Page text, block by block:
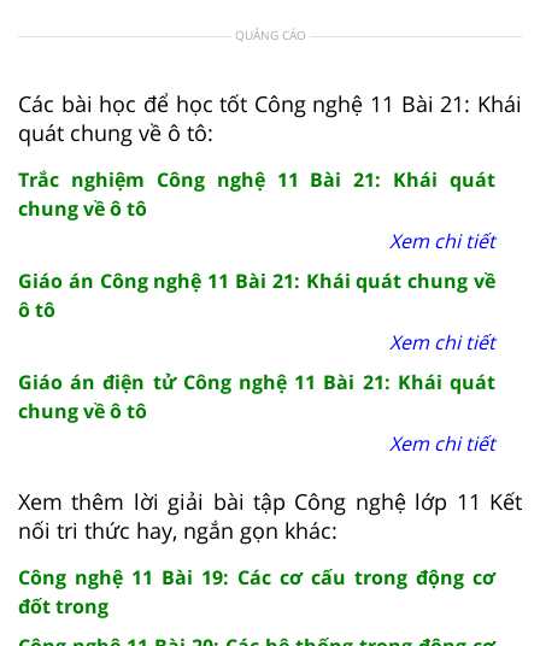
QUẢNG CÁO
Các bài học để học tốt Công nghệ 11 Bài 21: Khái
quát chung về ô tô:
Trắc nghiệm Công nghệ 11 Bài 21: Khái quát
chung về ô tô
Xem chi tiết
Giáo án Công nghệ 11 Bài 21: Khái quát chung về
ô tô
Xem chi tiết
Giáo án điện tử Công nghệ 11 Bài 21: Khái quát
chung về ô tô
Xem chi tiết
Xem thêm lời giải bài tập Công nghệ lớp 11 Kết
nối tri thức hay, ngắn gọn khác:
Công nghệ 11 Bài 19: Các cơ cấu trong động cơ
đốt trong